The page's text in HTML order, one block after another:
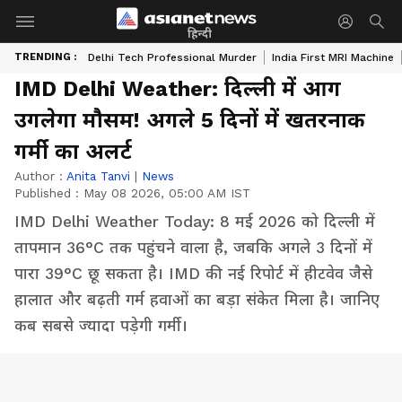
हिन्दी
TRENDING : Delhi Tech Professional Murder India First MRI Machine
IMD Delhi Weather: दिल्ली में आग
उगलेगा मौसम! अगले 5 दिनों में खतरनाक
गर्मी का अलर्ट
Author : Anita Tanvi | News
Published : May 08 2026, 05:00 AM IST
IMD Delhi Weather Today: 8 मई 2026 को दिल्ली में
तापमान 36°C तक पहुंचने वाला है, जबकि अगले 3 दिनों में
पारा 39°C छू सकता है। IMD की नई रिपोर्ट में हीटवेव जैसे
हालात और बढ़ती गर्म हवाओं का बड़ा संकेत मिला है। जानिए
कब सबसे ज्यादा पड़ेगी गर्मी।